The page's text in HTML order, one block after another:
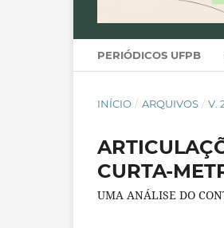
PERIÓDICOS UFPB
INÍCIO / ARQUIVOS / V.
CURTA-
UMA ANÁLISE DO